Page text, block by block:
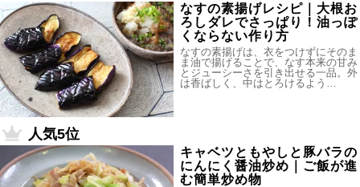
なすの素揚げレシピ｜大根お
ろしダレでさっぱり！油っぽ
くならない作り方
なすの素揚げは、衣をつけずにそのま
ま油で揚げることで、なす本来の甘み
とジューシーさを引き出せる一品。外
は香ばしく、中はとろけるよう…
人気5位
キャベツともやしと豚バラの
にんにく醤油炒め｜ご飯が進
む簡単炒め物